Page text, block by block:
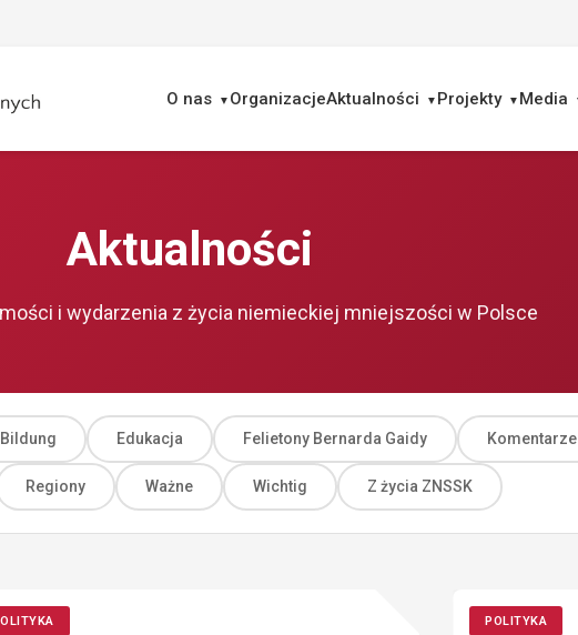
O nas OrganizacjeAktualności Projekty Media
Aktualności
i wydarzenia z życia niemieckiej mniejszości w Polsce
Bildung Edukacja Felietony Bernarda Gaidy Komentarze
Regiony Ważne Wichtig Z życia ZNSSK
POLITYKA